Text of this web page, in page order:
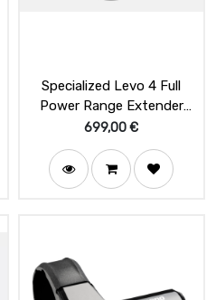
Specialized Levo 4 Full
Power Range Extender
X2-280Wh
699,00€